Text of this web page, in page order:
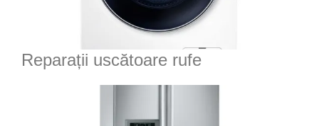
Reparații uscătoare rufe